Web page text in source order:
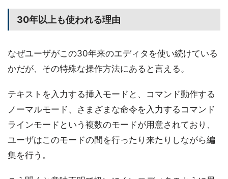
30年以上も使われる理由
なぜユーザがこの30年来のエディタを使い続けている
かだが、その特殊な操作方法にあると言える。
テキストを入力する挿入モードと、コマンド動作する
ノーマルモード、さまざまな命令を入力するコマンド
ラインモードという複数のモードが用意されており、
ユーザはこのモードの間を行ったり来たりしながら編
集を行う。